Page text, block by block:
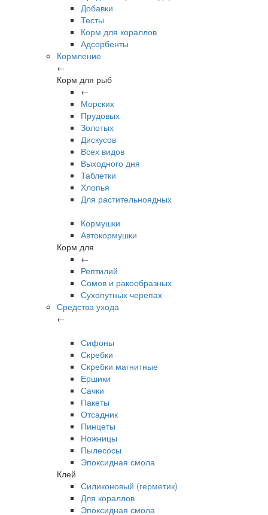
Добавки
Тесты
Корм для кораллов
Адсорбенты
Кормление
←
Корм для рыб
←
Морских
Прудовых
Золотых
Дискусов
Всех видов
Выходного дня
Таблетки
Хлопья
Для растительноядных
Кормушки
Автокормушки
Корм для
←
Рептилий
Сомов и ракообразных
Сухопутных черепах
Средства ухода
←
Сифоны
Скребки
Скребки магнитные
Ершики
Сачки
Пакеты
Отсадник
Пинцеты
Ножницы
Пылесосы
Эпоксидная смола
Клей
Силиконовый (герметик)
Для кораллов
Эпоксидная смола